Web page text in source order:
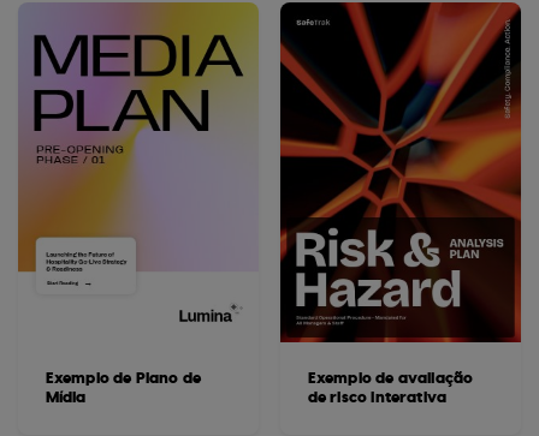
Exemplo de Plano de
Mídia
Exemplo de avaliação
de risco interativa